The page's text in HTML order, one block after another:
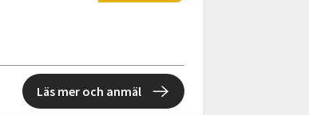
Läs mer och anmäl